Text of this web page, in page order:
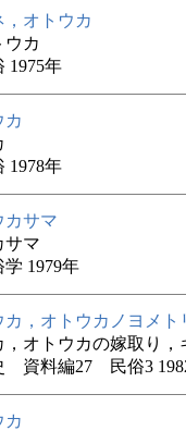
，オトウカ
ウカ
1975年
カ
1978年
カサマ
サマ
学 1979年
カ，オトウカノヨメト
，オトウカの嫁取り，
資料編27 民俗3
カ